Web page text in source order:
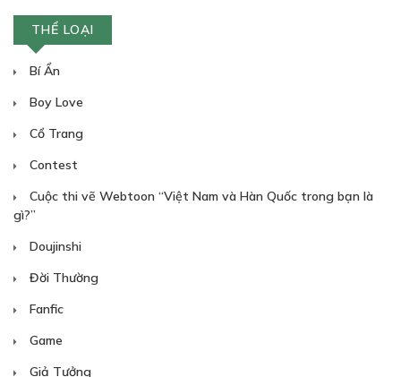
THỂ LOẠI
Bí Ẩn
Boy Love
Cổ Trang
Contest
Cuộc thi vẽ Webtoon “Việt Nam và Hàn Quốc trong bạn là
gì?”
Doujinshi
Đời Thường
Fanfic
Game
Giả Tưởng